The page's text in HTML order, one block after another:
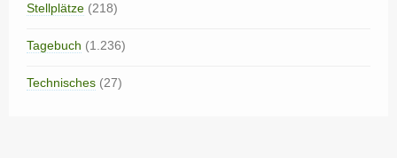
Stellplätze (218)
Tagebuch (1.236)
Technisches (27)